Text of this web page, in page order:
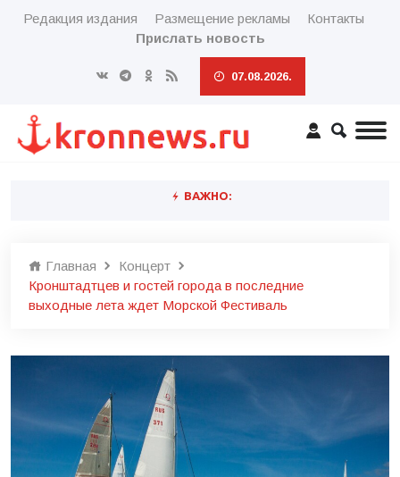
Редакция издания Размещение рекламы
Контакты
Прислать новость
07.08.2026.
ВАЖНО:
Главная
Концерт
Кронштадтцев и гостей города в последние
выходные лета ждет Морской Фестиваль